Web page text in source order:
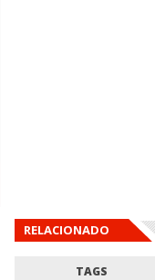
RELACIONADO
TAGS